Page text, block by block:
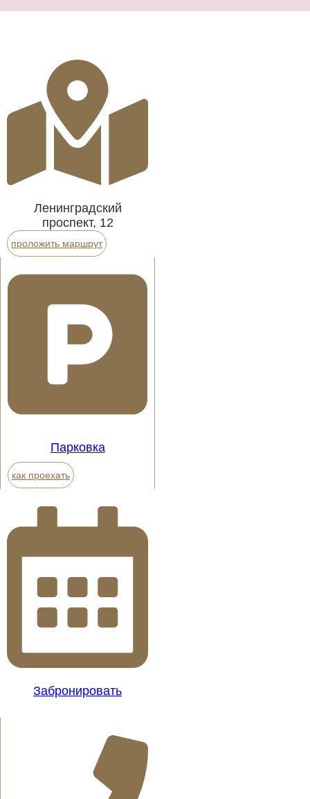
Ленинградский
проспект, 12
проложить маршрут
Парковка
как проехать
Забронировать